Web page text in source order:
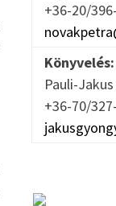
+36-20/
Könyvelés:
Pauli-
+36-70/